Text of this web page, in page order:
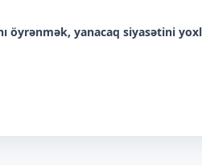
yanacaq siyasətini